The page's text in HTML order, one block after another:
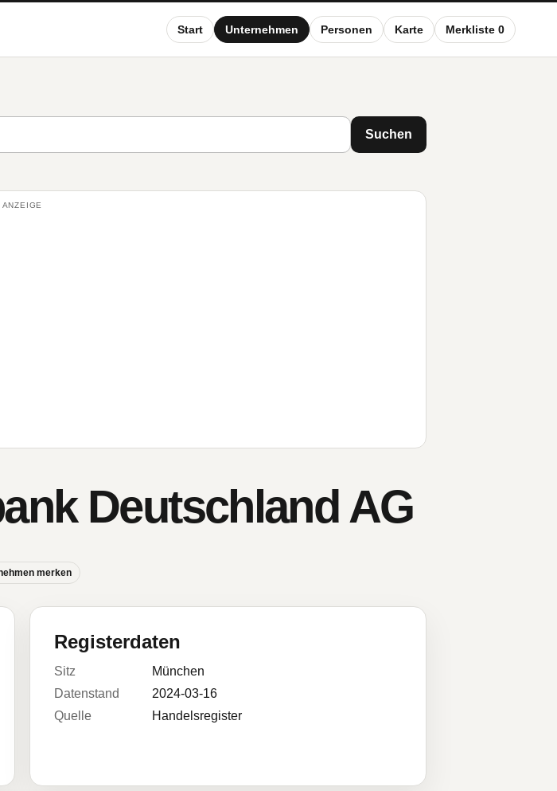
Start Unternehmen Personen Karte Merkliste 0
Suchen
ANZEIGE
Deutschland AG
merken
Registerdaten
Sitz
München
Datenstand
2024-03-16
Quelle
Handelsregister